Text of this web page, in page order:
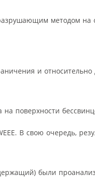
методом на
и относительно
поверхности
В свою очередь,
были